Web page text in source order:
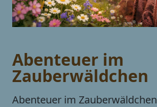
Abenteuer im
Zauberwäldchen
Abenteuer im Zauberwäldchen